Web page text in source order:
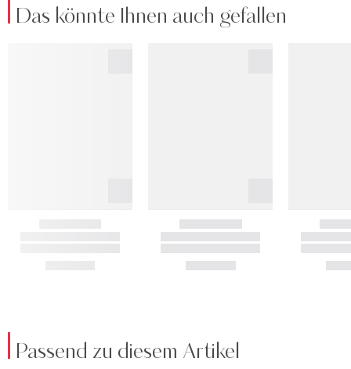
Das könnte Ihnen auch gefallen
Passend zu diesem Artikel